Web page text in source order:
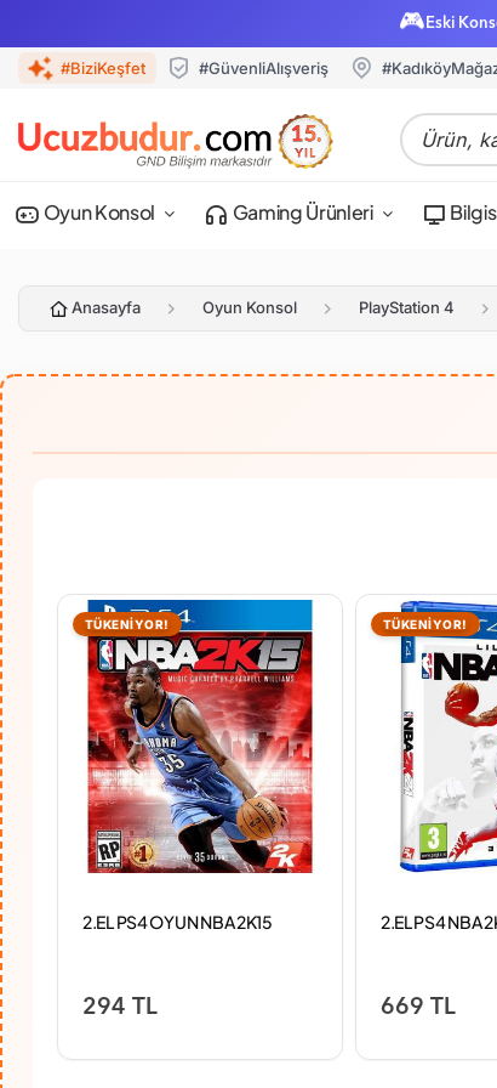
🎮 Eski
#BiziKeşfet #GüvenliAlışveriş
Oyun Konsol Gaming Ürünleri
Anasayfa Oyun Konsol PlayStation 4
TÜKENİYOR!
2.EL PS4 OYUN NBA 2K15
294 TL
TÜKENİYOR!
2.EL PS4 NBA
669 TL